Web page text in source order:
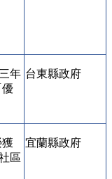
三年
優
台東縣政府
區
宜蘭縣政府